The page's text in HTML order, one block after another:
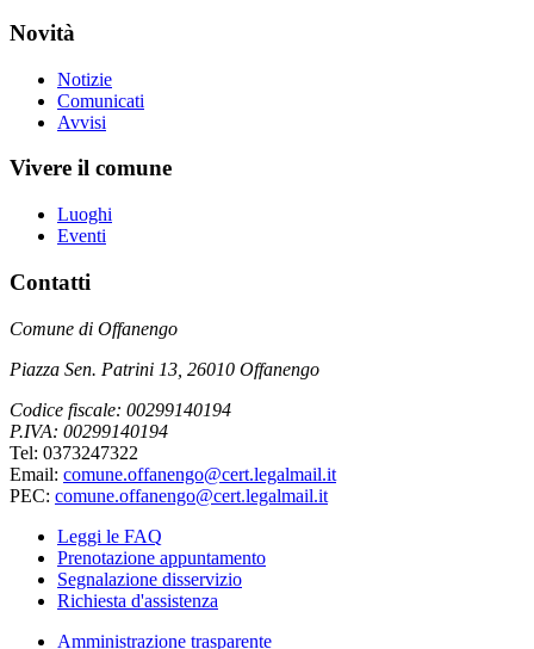
Novità
Notizie
Comunicati
Avvisi
Vivere il comune
Luoghi
Eventi
Contatti
Comune di Offanengo
Piazza Sen. Patrini 13, 26010 Offanengo
Codice fiscale: 00299140194
P.IVA: 00299140194
Tel: 0373247322
Email: comune.offanengo@cert.legalmail.it
PEC: comune.offanengo@cert.legalmail.it
Leggi le FAQ
Prenotazione appuntamento
Segnalazione disservizio
Richiesta d'assistenza
Amministrazione trasparente